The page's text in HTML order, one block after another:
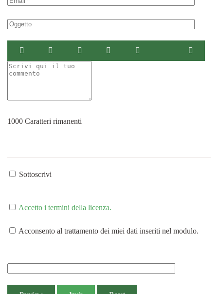
1000 Caratteri rimanenti
Sottoscrivi
Accetto i termini della licenza.
Acconsento al trattamento dei miei dati inseriti nel modulo.